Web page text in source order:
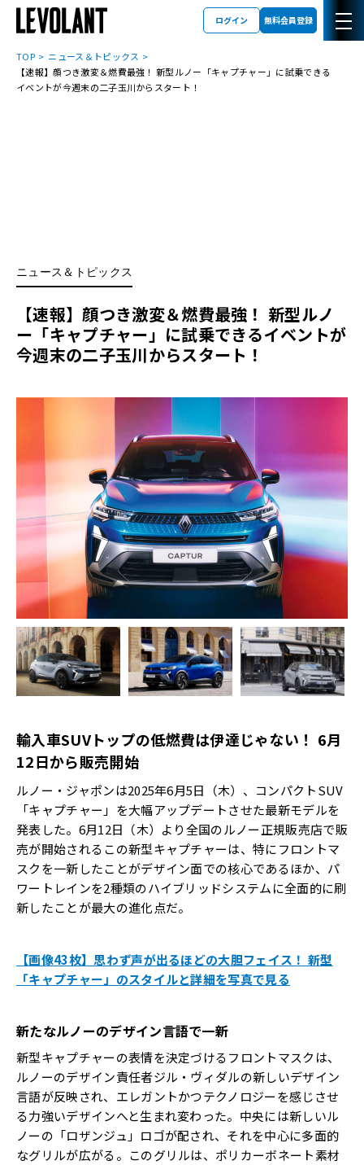
ログイン 無料会員登録
TOP
ニュース＆トピックス
【速報】顔つき激変＆燃費最強！ 新型ルノー「キャプチャー」に試乗できる
イベントが今週末の二子玉川からスタート！
ニュース＆トピックス
【速報】顔つき激変＆燃費最強！ 新型ルノ
ー「キャプチャー」に試乗できるイベントが
今週末の二子玉川からスタート！
輸入車SUVトップの低燃費は伊達じゃない！ 6月
12日から販売開始
ルノー・ジャポンは2025年6月5日（木）、コンパクトSUV
「キャプチャー」を大幅アップデートさせた最新モデルを
発表した。6月12日（木）より全国のルノー正規販売店で販
売が開始されるこの新型キャプチャーは、特にフロントマ
スクを一新したことがデザイン面での核心であるほか、パ
ワートレインを2種類のハイブリッドシステムに全面的に刷
新したことが最大の進化点だ。
【画像43枚】思わず声が出るほどの大胆フェイス！ 新型
「キャプチャー」のスタイルと詳細を写真で見る
新たなルノーのデザイン言語で一新
新型キャプチャーの表情を決定づけるフロントマスクは、
ルノーのデザイン責任者ジル・ヴィダルの新しいデザイン
言語が反映され、エレガントかつテクノロジーを感じさせ
る力強いデザインへと生まれ変わった。中央には新しいル
ノーの「ロザンジュ」ロゴが配され、それを中心に多面的
なグリルが広がる。このグリルは、ポリカーボネート素材